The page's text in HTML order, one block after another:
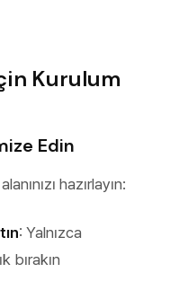
Kurulum
Edin
hazırlayın:
: Yalnızca
bırakın